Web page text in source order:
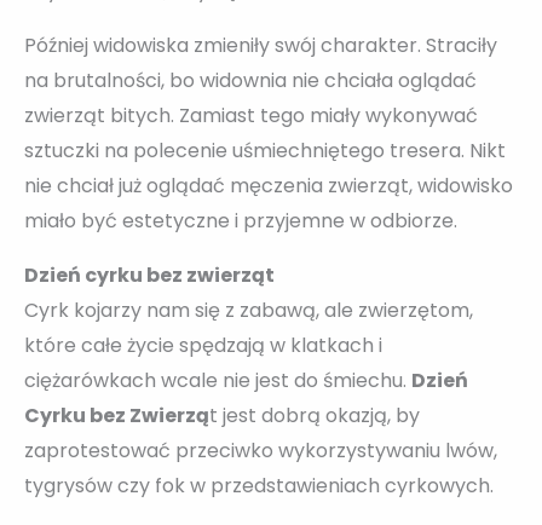
Później widowiska zmieniły swój charakter. Straciły
na brutalności, bo widownia nie chciała oglądać
zwierząt bitych. Zamiast tego miały wykonywać
sztuczki na polecenie uśmiechniętego tresera. Nikt
nie chciał już oglądać męczenia zwierząt, widowisko
miało być estetyczne i przyjemne w odbiorze.
Dzień cyrku bez zwierząt
Cyrk kojarzy nam się z zabawą, ale zwierzętom,
które całe życie spędzają w klatkach i
ciężarówkach wcale nie jest do śmiechu. Dzień
Cyrku bez Zwierząt jest dobrą okazją, by
zaprotestować przeciwko wykorzystywaniu lwów,
tygrysów czy fok w przedstawieniach cyrkowych.